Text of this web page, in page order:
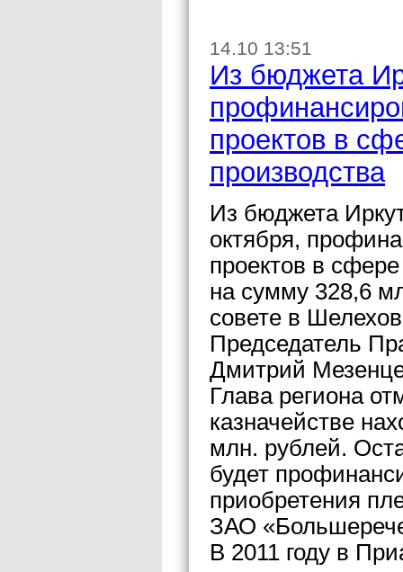
14.10 13:51
Из бюджета
проектов в
производства
Из бюджета
октября,
проектов в сфере
на сумму 328,6
совете в
Председатель
Дмитрий
Глава региона
казначействе
млн. рублей.
будет
приобретения
ЗАО
В 2011 году в